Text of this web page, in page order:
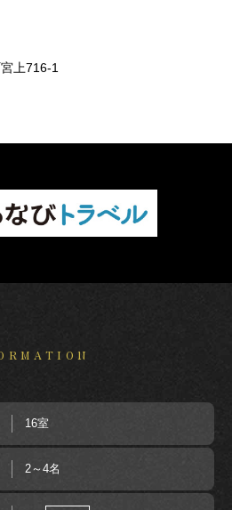
上716-1
16室
2～4名